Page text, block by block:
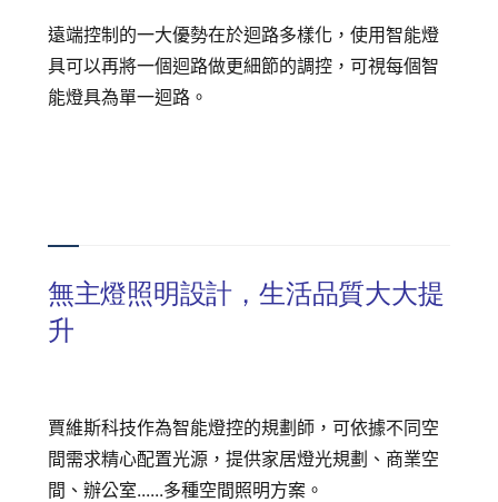
遠端控制的一大優勢在於迴路多樣化，使用智能燈
具可以再將一個迴路做更細節的調控，可視每個智
能燈具為單一迴路。
無主燈照明設計，生活品質大大提
升
賈維斯科技作為智能燈控的規劃師，可依據不同空
間需求精心配置光源，提供家居燈光規劃、商業空
間、辦公室......多種空間照明方案。